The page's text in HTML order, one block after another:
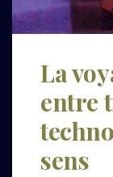
La
entre
sens